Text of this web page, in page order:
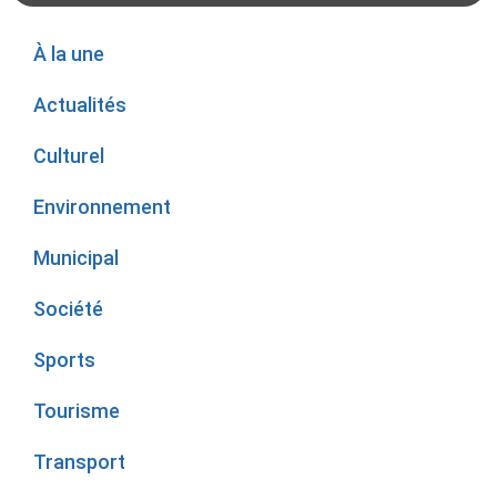
À la une
Actualités
Culturel
Environnement
Municipal
Société
Sports
Tourisme
Transport